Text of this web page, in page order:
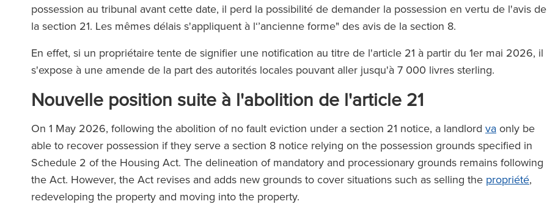
possession au tribunal avant cette date, il perd la possibilité de demander la possession en vertu de l'avis de
la section 21. Les mêmes délais s'appliquent à l‘’ancienne forme" des avis de la section 8.
En effet, si un propriétaire tente de signifier une notification au titre de l'article 21 à partir du 1er mai 2026, il
s'expose à une amende de la part des autorités locales pouvant aller jusqu'à 7 000 livres sterling.
Nouvelle position suite à l'abolition de l'article 21
On 1 May 2026, following the abolition of no fault eviction under a section 21 notice, a landlord va only be
able to recover possession if they serve a section 8 notice relying on the possession grounds specified in
Schedule 2 of the Housing Act. The delineation of mandatory and processionary grounds remains following
the Act. However, the Act revises and adds new grounds to cover situations such as selling the propriété,
redeveloping the property and moving into the property.